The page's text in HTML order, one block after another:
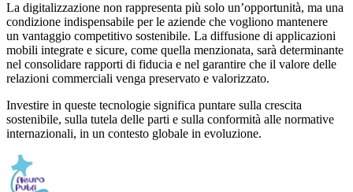
La digitalizzazione non rappresenta più solo un’opportunità, ma una
condizione indispensabile per le aziende che vogliono mantenere
un vantaggio competitivo sostenibile. La diffusione di applicazioni
mobili integrate e sicure, come quella menzionata, sarà determinante
nel consolidare rapporti di fiducia e nel garantire che il valore delle
relazioni commerciali venga preservato e valorizzato.
Investire in queste tecnologie significa puntare sulla crescita
sostenibile, sulla tutela delle parti e sulla conformità alle normative
internazionali, in un contesto globale in evoluzione.